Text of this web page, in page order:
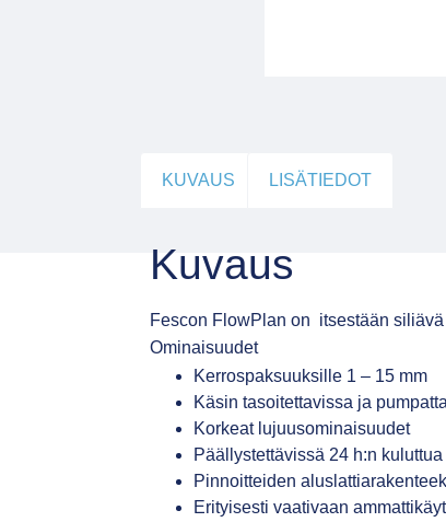
KUVAUS LISÄTIEDOT
Kuvaus
Fescon FlowPlan on itsestään
Ominaisuudet
Kerrospaksuuksille 1 – 15 mm
Käsin tasoitettavissa ja
Korkeat lujuusominaisuudet
Päällystettävissä 24 h:n kuluttua
Pinnoitteiden
Erityisesti vaativaan